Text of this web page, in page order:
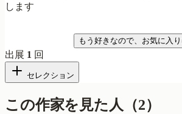
します
もう好きなので、お気に入
出展 1 回
セレクション
この作家を見た人 （2）